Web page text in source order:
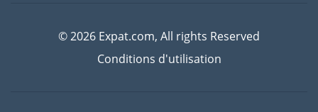
© 2026 Expat.com, All rights Reserved
Conditions d'utilisation